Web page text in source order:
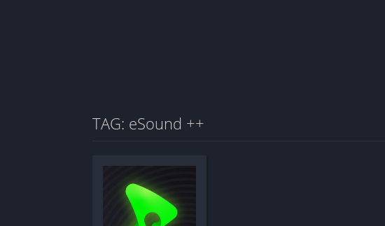
TAG: eSound ++